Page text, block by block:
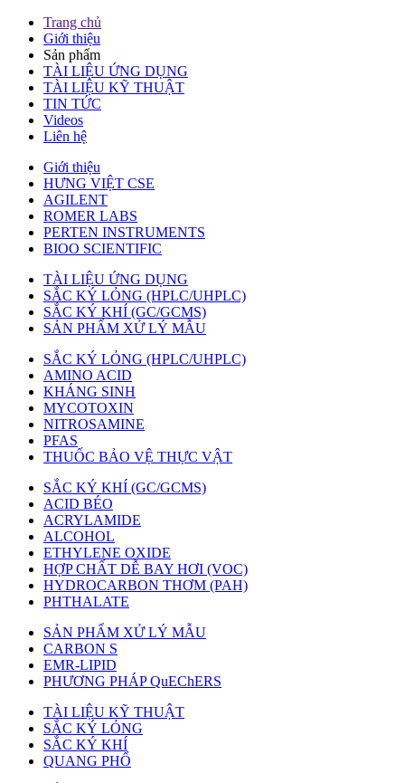
Trang chủ
Giới thiệu
Sản phẩm
TÀI LIỆU ỨNG DỤNG
TÀI LIỆU KỸ THUẬT
TIN TỨC
Videos
Liên hệ
Giới thiệu
HƯNG VIỆT CSE
AGILENT
ROMER LABS
PERTEN INSTRUMENTS
BIOO SCIENTIFIC
TÀI LIỆU ỨNG DỤNG
SẮC KÝ LỎNG (HPLC/UHPLC)
SẮC KÝ KHÍ (GC/GCMS)
SẢN PHẨM XỬ LÝ MẪU
SẮC KÝ LỎNG (HPLC/UHPLC)
AMINO ACID
KHÁNG SINH
MYCOTOXIN
NITROSAMINE
PFAS
THUỐC BẢO VỆ THỰC VẬT
SẮC KÝ KHÍ (GC/GCMS)
ACID BÉO
ACRYLAMIDE
ALCOHOL
ETHYLENE OXIDE
HỢP CHẤT DỄ BAY HƠI (VOC)
HYDROCARBON THƠM (PAH)
PHTHALATE
SẢN PHẨM XỬ LÝ MẪU
CARBON S
EMR-LIPID
PHƯƠNG PHÁP QuEChERS
TÀI LIỆU KỸ THUẬT
SẮC KÝ LỎNG
SẮC KÝ KHÍ
QUANG PHỔ